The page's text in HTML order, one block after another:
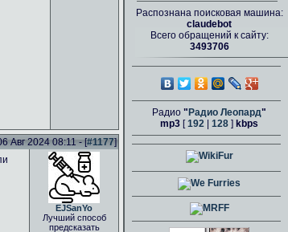
Авг 2024 08:11 - [#1177]
EJSanYo
Лучший способ
предсказать
Распознана поисковая машина:
claudebot
Всего обращений к сайту:
3493706
Радио " Радио Леопард"
mp3 [192 128 ] kbps